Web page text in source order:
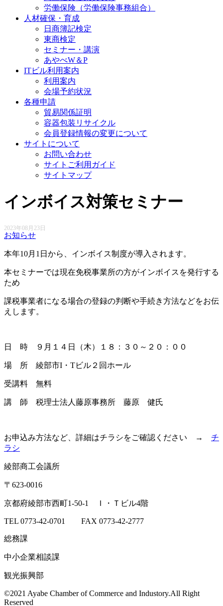
労働保険（労働保険事務組合）
人材確保・育成
日商簿記検定
東商検定
セミナー・講演
あやべW＆P
ITビル利用案内
利用案内
会場予約状況
各種申請
貿易関係証明
容器包装リサイクル
会員登録情報の変更について
サイトについて
お問い合わせ
サイトご利用ガイド
サイトマップ
インボイス対策セミナー
2023年08月23日
お知らせ
本年10月1日から、インボイス制度が導入されます。
本セミナーでは現在免税事業所の方がインボイスを発行する
ため
課税事業者になる場合の登録の判断や手続き方法などをお伝
えします。
日 時 ９月１４日（木）１８：３０～２０：００
場 所 綾部市I・Tビル２回ホール
受講料 無料
講 師 税理士法人藤原事務所 藤原 健氏
お申込み方法など、詳細はチラシをご確認ください → チ
ラシ
綾部商工会議所
〒623-0016
京都府綾部市西町1-50-1 Ｉ・Ｔビル4階
TEL 0773-42-0701 FAX 0773-42-2777
総務課
中小企業相談課
観光振興部
©2021 Ayabe Chamber of Commerce and Industory.All Right
Reserved